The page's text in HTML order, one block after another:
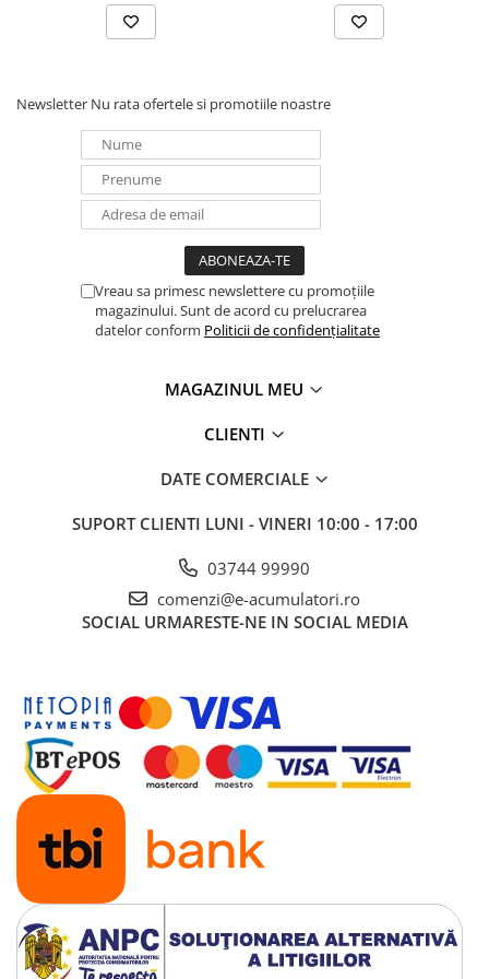
Panouri portabile
Intrerupatoare si prize
Dulapuri pentru cablare
Tablouri electrice
Lumina (Becuri si Lanterne)
cabluri USB, prelungitoare USB
OUTLET
Pompe de caldura
Newsletter Nu rata ofertele si promotiile noastre
Vreau sa primesc newslettere cu promoțiile
magazinului. Sunt de acord cu prelucrarea
datelor conform Politicii de confidențialitate
MAGAZINUL MEU
CLIENTI
DATE COMERCIALE
SUPORT CLIENTI LUNI - VINERI 10:00 - 17:00
03744 99990
comenzi@e-acumulatori.ro
SOCIAL URMARESTE-NE IN SOCIAL MEDIA